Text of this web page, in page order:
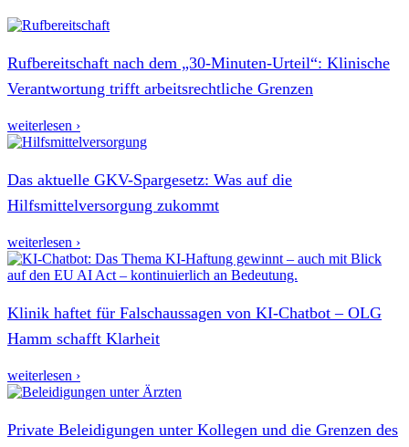
Rufbereitschaft nach dem „30‑Minuten-Urteil“: Klinische
Verantwortung trifft arbeitsrechtliche Grenzen
weiterlesen ›
Das aktuelle GKV-Spargesetz: Was auf die
Hilfsmittelversorgung zukommt
weiterlesen ›
Klinik haftet für Falschaussagen von KI-Chatbot – OLG
Hamm schafft Klarheit
weiterlesen ›
Private Beleidigungen unter Kollegen und die Grenzen des